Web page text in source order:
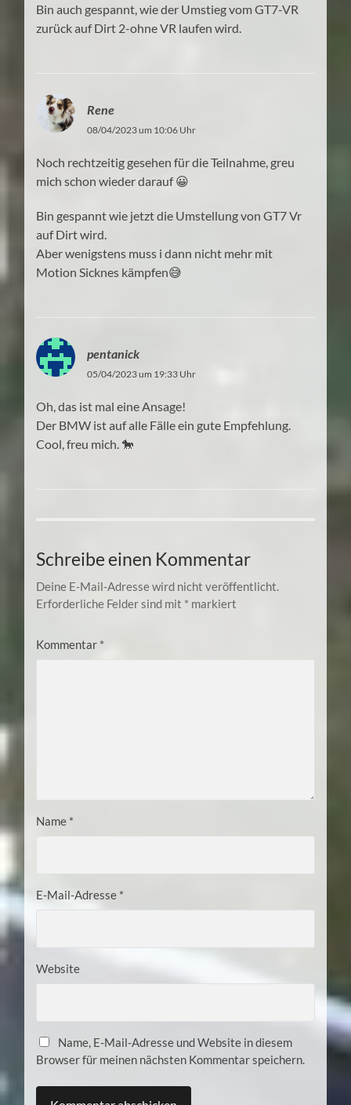
Bin auch gespannt, wie der Umstieg vom GT7-VR
zurück auf Dirt 2-ohne VR laufen wird.
Rene
08/04/2023 um 10:06 Uhr
Noch rechtzeitig gesehen für die Teilnahme, greu
mich schon wieder darauf 😀
Bin gespannt wie jetzt die Umstellung von GT7 Vr
auf Dirt wird.
Aber wenigstens muss i dann nicht mehr mit
Motion Sicknes kämpfen😅
pentanick
05/04/2023 um 19:33 Uhr
Oh, das ist mal eine Ansage!
Der BMW ist auf alle Fälle ein gute Empfehlung.
Cool, freu mich. 🐎
Schreibe einen Kommentar
Deine E-Mail-Adresse wird nicht veröffentlicht.
Erforderliche Felder sind mit * markiert
Kommentar *
Name *
E-Mail-Adresse *
Website
Name, E-Mail-Adresse und Website in diesem
Browser für meinen nächsten Kommentar speichern.